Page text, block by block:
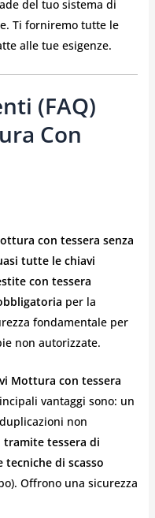
del tuo sistema di
Ti forniremo tutte le
alle tue esigenze.
(FAQ)
Con
con tessera senza
tutte le chiavi
con tessera
per la
fondamentale per
non autorizzate.
Mottura con tessera
vantaggi sono: un
non
tessera di
tecniche di scasso
Offrono una sicurezza